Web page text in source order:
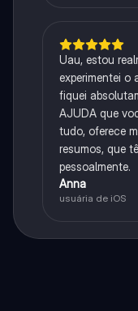
Uau, estou
experimentei o
fiquei
AJUDA que
tudo, oferece
resumos, que
pessoalmente.
Anna
usuária de iOS